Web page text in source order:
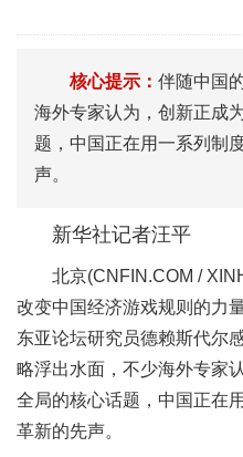
核心提示： 伴随中国
海外专家认为，创新正成
题，中国正在用一系列制
声。
新华社记者汪平
北京(CNFIN.COM /
改变中国经济游戏规则的力
东亚论坛研究员德赖斯代尔
略浮出水面，不少海外专家
全局的核心话题，中国正在
革新的先声。